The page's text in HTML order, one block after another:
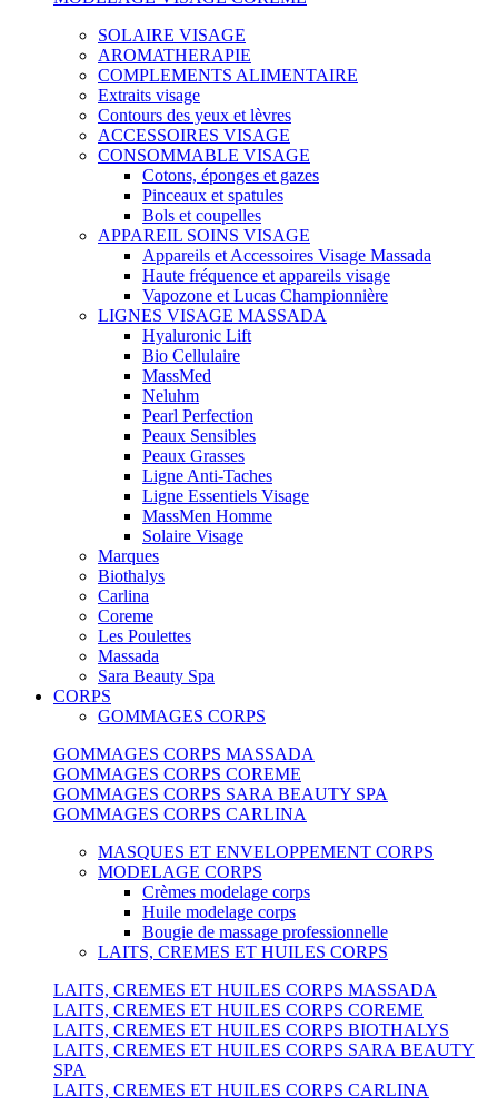
SOLAIRE VISAGE
AROMATHERAPIE
COMPLEMENTS ALIMENTAIRE
Extraits visage
Contours des yeux et lèvres
ACCESSOIRES VISAGE
CONSOMMABLE VISAGE
Cotons, éponges et gazes
Pinceaux et spatules
Bols et coupelles
APPAREIL SOINS VISAGE
Appareils et Accessoires Visage Massada
Haute fréquence et appareils visage
Vapozone et Lucas Championnière
LIGNES VISAGE MASSADA
Hyaluronic Lift
Bio Cellulaire
MassMed
Neluhm
Pearl Perfection
Peaux Sensibles
Peaux Grasses
Ligne Anti-Taches
Ligne Essentiels Visage
MassMen Homme
Solaire Visage
Marques
Biothalys
Carlina
Coreme
Les Poulettes
Massada
Sara Beauty Spa
CORPS
GOMMAGES CORPS
GOMMAGES CORPS MASSADA
GOMMAGES CORPS COREME
GOMMAGES CORPS SARA BEAUTY SPA
GOMMAGES CORPS CARLINA
MASQUES ET ENVELOPPEMENT CORPS
MODELAGE CORPS
Crèmes modelage corps
Huile modelage corps
Bougie de massage professionnelle
LAITS, CREMES ET HUILES CORPS
LAITS, CREMES ET HUILES CORPS MASSADA
LAITS, CREMES ET HUILES CORPS COREME
LAITS, CREMES ET HUILES CORPS BIOTHALYS
LAITS, CREMES ET HUILES CORPS SARA BEAUTY
SPA
LAITS, CREMES ET HUILES CORPS CARLINA